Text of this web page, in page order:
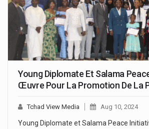
Young Diplomate Et Salama
Œuvre Pour La Promotion De La
Tchad View Media Aug 10, 2024
Young Diplomate et Salama Peace